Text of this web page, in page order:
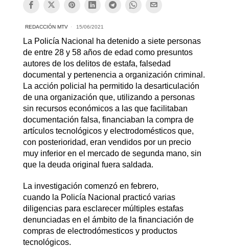
REDACCIÓN MTV 15/06/2021
La Policía Nacional ha detenido a siete personas
de entre 28 y 58 años de edad como presuntos
autores de los delitos de estafa, falsedad
documental y pertenencia a organización criminal.
La acción policial ha permitido la desarticulación
de una organización que, utilizando a personas
sin recursos económicos a las que facilitaban
documentación falsa, financiaban la compra de
artículos tecnológicos y electrodomésticos que,
con posterioridad, eran vendidos por un precio
muy inferior en el mercado de segunda mano, sin
que la deuda original fuera saldada.
La investigación comenzó en febrero,
cuando la Policía Nacional practicó varias
diligencias para esclarecer múltiples estafas
denunciadas en el ámbito de la financiación de
compras de electrodómesticos y productos
tecnológicos.